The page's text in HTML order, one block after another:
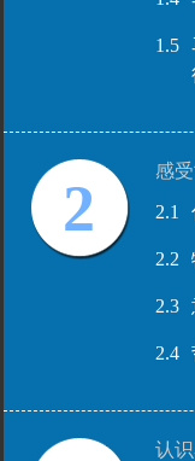
1.5
2
感
2.1
2.2
2.3
2.4
认